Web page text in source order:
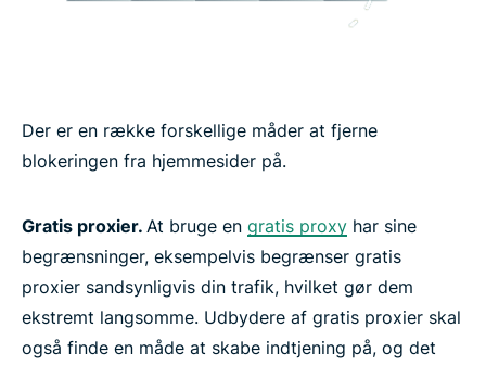
Der er en række forskellige måder at fjerne
blokeringen fra hjemmesider på.
Gratis proxier. At bruge en gratis proxy har sine
begrænsninger, eksempelvis begrænser gratis
proxier sandsynligvis din trafik, hvilket gør dem
ekstremt langsomme. Udbydere af gratis proxier skal
også finde en måde at skabe indtjening på, og det